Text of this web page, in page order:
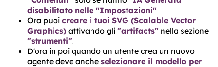
disabilitato nelle "Impostazioni"
Ora puoi creare i tuoi SVG (Scalable Vector
Graphics) attivando gli "artifacts" nella sezione
"strumenti"!
D'ora in poi quando un utente crea un nuovo
agente deve anche selezionare il modello per